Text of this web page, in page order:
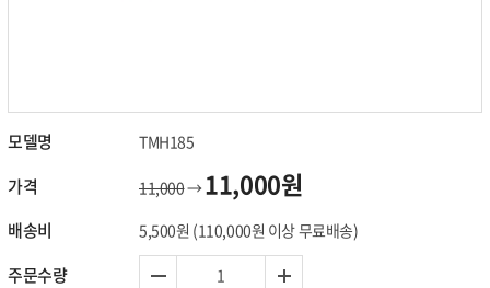
모델명 TMH185
가격 11,000→ 11,000원
배송비 5,500원 (110,000원 이상 무료배송)
주문수량